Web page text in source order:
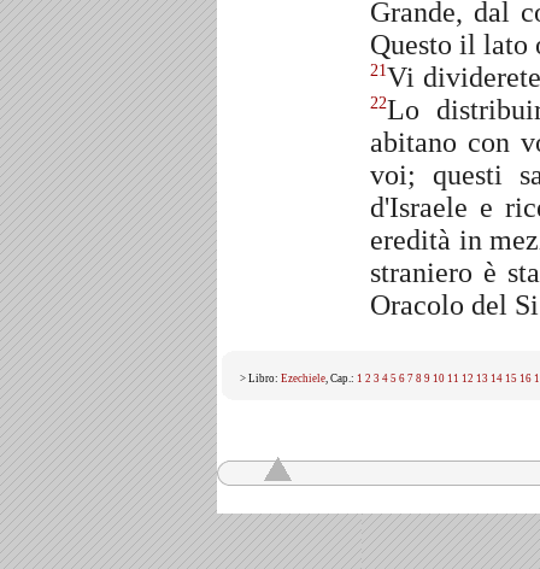
Grande, dal
Questo il lato
21Vi
22Lo
abitano con
voi; questi
d'Israele e
eredità in
straniero è
Oracolo del
> Libro: Ezechiele, Cap.: 1 2 3 4 5 6 7 8 9 10 11 12 13 14 15 16